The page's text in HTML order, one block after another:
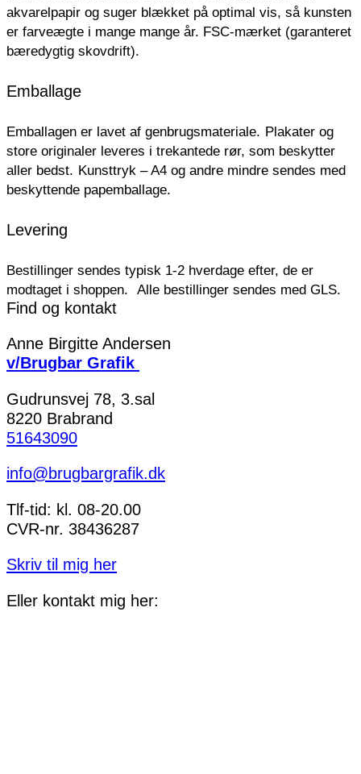
akvarelpapir og suger blækket på optimal vis, så kunsten
er farveægte i mange mange år. FSC-mærket (garanteret
bæredygtig skovdrift).
Emballage
Emballagen er lavet af genbrugsmateriale. Plakater og
store originaler leveres i trekantede rør, som beskytter
aller bedst. Kunsttryk – A4 og andre mindre sendes med
beskyttende papemballage.
Levering
Bestillinger sendes typisk 1-2 hverdage efter, de er
modtaget i shoppen. Alle bestillinger sendes med GLS.
Find og kontakt
Anne Birgitte Andersen
v/Brugbar Grafik
Gudrunsvej 78, 3.sal
8220 Brabrand
51643090
info@brugbargrafik.dk
Tlf-tid: kl. 08-20.00
CVR-nr. 38436287
Skriv til mig her
Eller kontakt mig her: